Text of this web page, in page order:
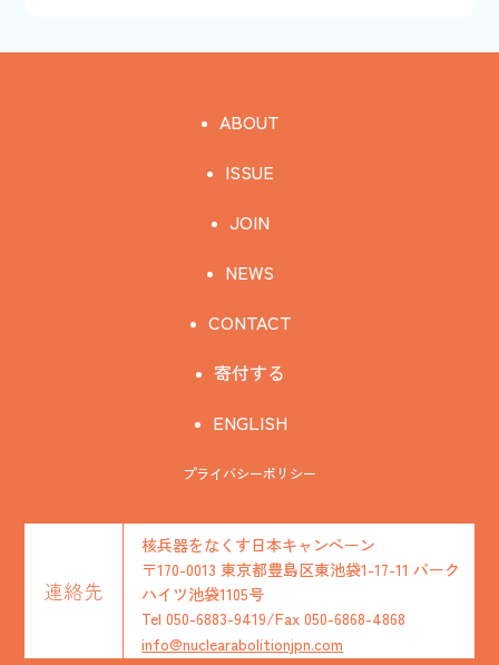
ABOUT
ISSUE
JOIN
NEWS
CONTACT
寄付する
ENGLISH
プライバシーポリシー
連絡先
核兵器をなくす日本キャンペーン
〒170-0013 東京都豊島区東池袋1-17-11 パーク
ハイツ池袋1105号
Tel 050-6883-9419/Fax 050-6868-4868
info@nuclearabolitionjpn.com